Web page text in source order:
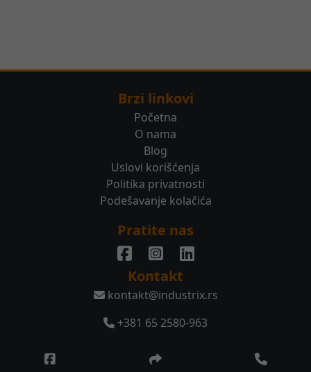
Brzi linkovi
Početna
O nama
Blog
Uslovi korišćenja
Politika privatnosti
Podešavanje kolačića
Pratite nas
Kontakt
kontakt@industrix.rs
+381 65 2580-963
© 2026 Sva prava zadržana.